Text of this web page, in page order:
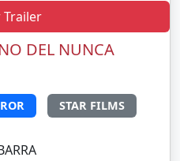
Trailer
DEL NUNCA
STAR FILMS